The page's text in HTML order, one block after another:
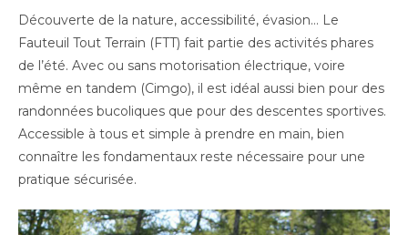
Découverte de la nature, accessibilité, évasion… Le
Fauteuil Tout Terrain (FTT) fait partie des activités phares
de l’été. Avec ou sans motorisation électrique, voire
même en tandem (Cimgo), il est idéal aussi bien pour des
randonnées bucoliques que pour des descentes sportives.
Accessible à tous et simple à prendre en main, bien
connaître les fondamentaux reste nécessaire pour une
pratique sécurisée.